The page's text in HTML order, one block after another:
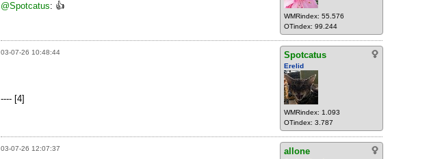
WMRindex: 55.576
OTindex: 99.244
@Spotcatus: 👍
03-07-26 10:48:44 Spotcatus
Erelid
WMRindex: 1.093
OTindex: 3.787
---- [4]
03-07-26 12:07:37 allone